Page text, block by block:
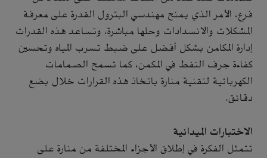
فرع، الأمر الذي يمنح مهندسي البترول القدرة على معرفة
المشكلات والانسدادات وحلها مباشرة، وتساعد هذه القدرات
إدارة المكامن بشكل أفضل على ضبط تسرب المياه وتحسين
كفاءة جرف النفط في المكمن، كما تسمح الصمامات
الكهربائية لتقنية منارة باتخاذ هذه القرارات خلال بضع
دقائق.
الاختبارات الميدانية
تتمثل الفكرة في إطلاق الأجزاء المختلفة من منارة على